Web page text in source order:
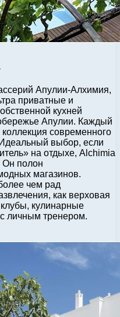
Апулии-Алхимия,
приватные и
кухней
Апулии. Каждый
современного
Идеальный выбор, если
на отдыхе, Alchimia
Он полон
магазинов.
чем рад
как верховая
кулинарные
личным тренером.